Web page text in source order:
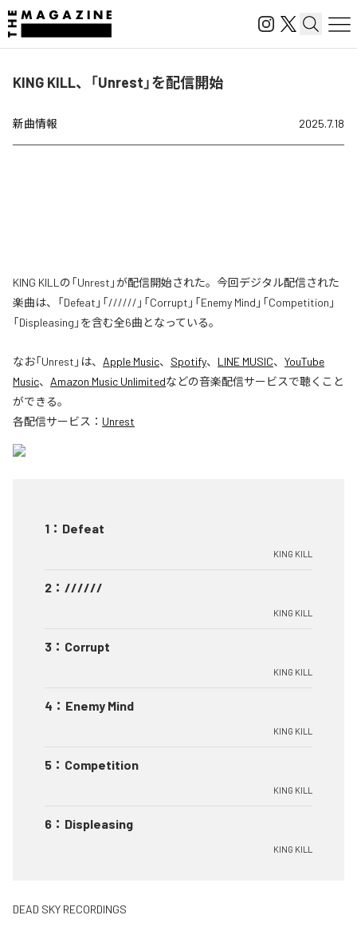
KING KILL、「Unrest」を配信開始
新曲情報 2025.7.18
KING KILLの「Unrest」が配信開始された。今回デジタル配信された
楽曲は、「Defeat」「//////」「Corrupt」「Enemy Mind」「Competition」
「Displeasing」を含む全6曲となっている。
なお「Unrest 」は、 Apple Music、 Spotify、 LINE MUSIC、 YouTube
Music、 Amazon Music Unlimitedなどの音楽配信サービスで聴くこと
ができる。
各配信サービス： Unrest
1 ： Defeat
KING KILL
2 ： //////
KING KILL
3 ： Corrupt
KING KILL
4 ： Enemy Mind
KING KILL
5 ： Competition
KING KILL
6 ： Displeasing
KING KILL
DEAD SKY RECORDINGS